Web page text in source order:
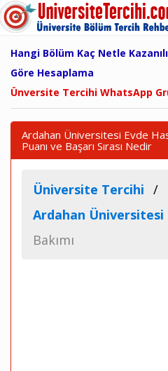
Hangi Bölüm Kaç Netle
Göre Hesaplama
Ünversite Tercihi WhatsApp
Ardahan Üniversitesi Evde
Puanı ve Başarı Sırası Nedir
Üniversite Tercihi
Ardahan Üniversitesi
Bakımı